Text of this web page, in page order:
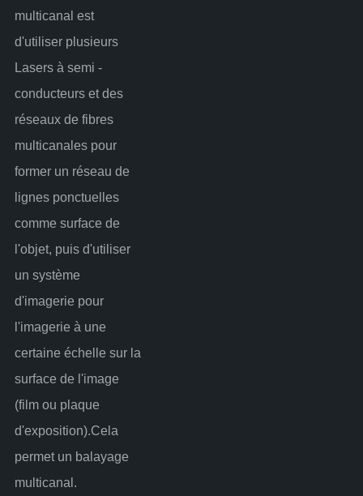
multicanal est
d'utiliser plusieurs
Lasers à semi -
conducteurs et des
réseaux de fibres
multicanales pour
former un réseau de
lignes ponctuelles
comme surface de
l'objet, puis d'utiliser
un système
d'imagerie pour
l'imagerie à une
certaine échelle sur la
surface de l'image
(film ou plaque
d'exposition).Cela
permet un balayage
multicanal.